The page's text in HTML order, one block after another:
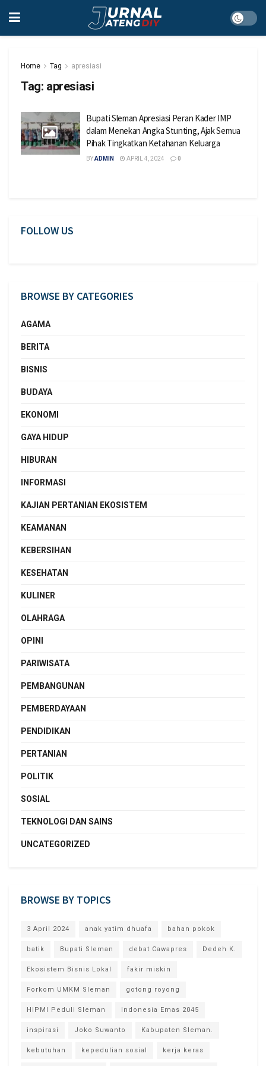
Home Tag apresiasi
Tag: apresiasi
Bupati Sleman Apresiasi Peran Kader IMP
dalam Menekan Angka Stunting, Ajak Semua
Pihak Tingkatkan Ketahanan Keluarga
BYADMIN APRIL 4, 2024 0
FOLLOW US
BROWSE BY CATEGORIES
AGAMA
BERITA
BISNIS
BUDAYA
EKONOMI
GAYA HIDUP
HIBURAN
INFORMASI
KAJIAN PERTANIAN EKOSISTEM
KEAMANAN
KEBERSIHAN
KESEHATAN
KULINER
OLAHRAGA
OPINI
PARIWISATA
PEMBANGUNAN
PEMBERDAYAAN
PENDIDIKAN
PERTANIAN
POLITIK
SOSIAL
TEKNOLOGI DAN SAINS
UNCATEGORIZED
BROWSE BY TOPICS
3 April 2024 anak yatim dhuafa bahan pokok
batik Bupati Sleman debat Cawapres Dedeh K.
Ekosistem Bisnis Lokal fakir miskin
Forkom UMKM Sleman gotong royong
HIPMI Peduli Sleman Indonesia Emas 2045
inspirasi Joko Suwanto Kabupaten Sleman.
kebutuhan kepedulian sosial kerja keras